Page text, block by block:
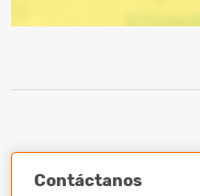
Contáctanos